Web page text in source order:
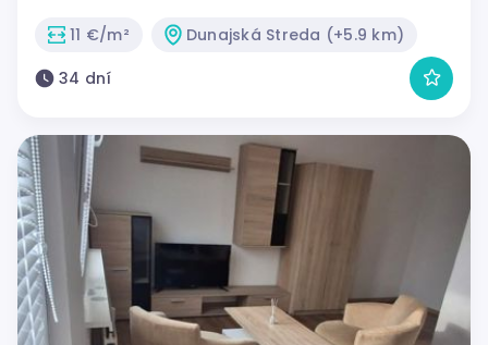
11 €/m²
Dunajská Streda (+5.9 km)
34 dní